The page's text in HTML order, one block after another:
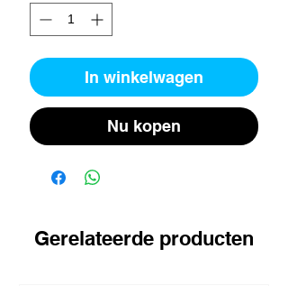
In winkelwagen
Nu kopen
Gerelateerde producten